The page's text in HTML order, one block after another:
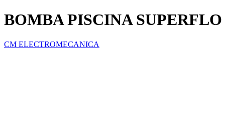
BOMBA PISCINA SUPERFLO
CM ELECTROMECANICA